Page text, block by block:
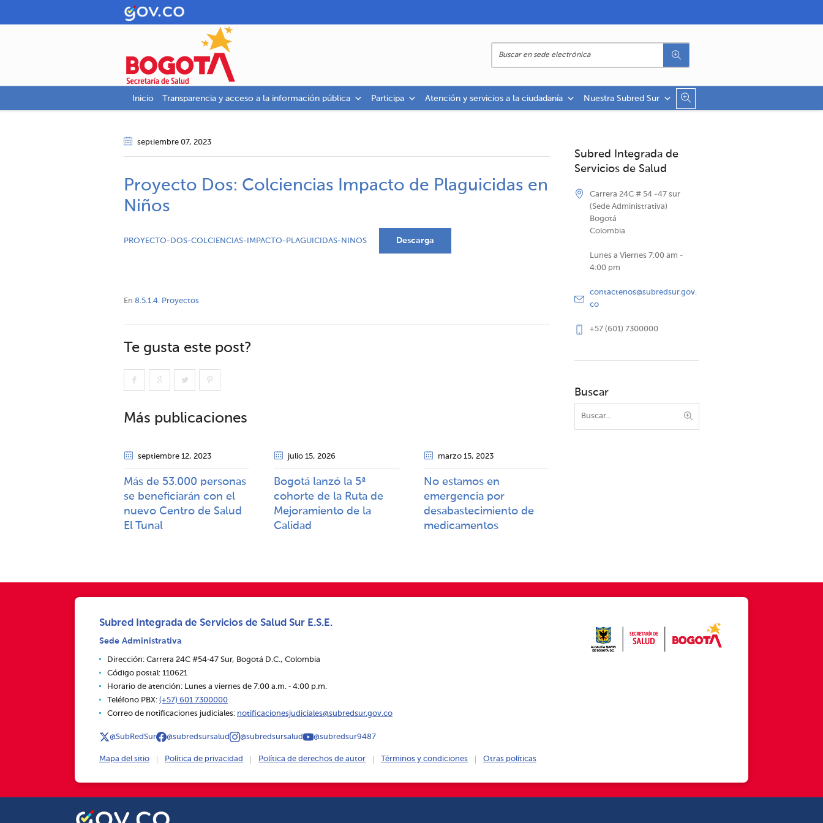
Inicio Transparencia y acceso a la información pública Participa Atención y servicios a la ciudadanía Nuestra Subred Sur
septiembre 07, 2023
Proyecto Dos: Colciencias Impacto de Plaguicidas en
Niños
PROYECTO-DOS-COLCIENCIAS-IMPACTO-PLAGUICIDAS-NINOS Descarga
En 8.5.1.4. Proyectos
Te gusta este post?
Más publicaciones
septiembre 12, 2023
Más de 53.000 personas
se beneficiarán con el
nuevo Centro de Salud
El Tunal
julio 15, 2026
Bogotá lanzó la 5ª
cohorte de la Ruta de
Mejoramiento de la
Calidad​​
marzo 15, 2023
No estamos en
emergencia por
desabastecimiento de
medicamentos
Subred Integrada de
Servicios de Salud
Carrera 24C # 54 -47 sur
(Sede Administrativa)
Bogotá
Colombia
Lunes a Viernes 7:00 am -
4:00 pm
contactenos@subredsur.gov.
co
+57 (601) 7300000
Buscar
Subred Integrada de Servicios de Salud Sur E.S.E.
Sede Administrativa
Dirección: Carrera 24C #54‑47 Sur, Bogotá D.C., Colombia
Código postal: 110621
Horario de atención: Lunes a viernes de 7:00 a.m. ‑ 4:00 p.m.
Teléfono PBX: (+57) 601 7300000
Correo de notificaciones judiciales: notificacionesjudiciales@subredsur.gov.co
@SubRedSur @subredsursalud @subredsursalud @subredsur9487
Mapa del sitio Política de privacidad Política de derechos de autor Términos y condiciones Otras políticas